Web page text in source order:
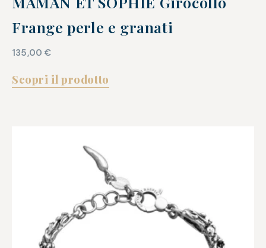
Frange perle e granati
135,00€
Scopri il prodotto